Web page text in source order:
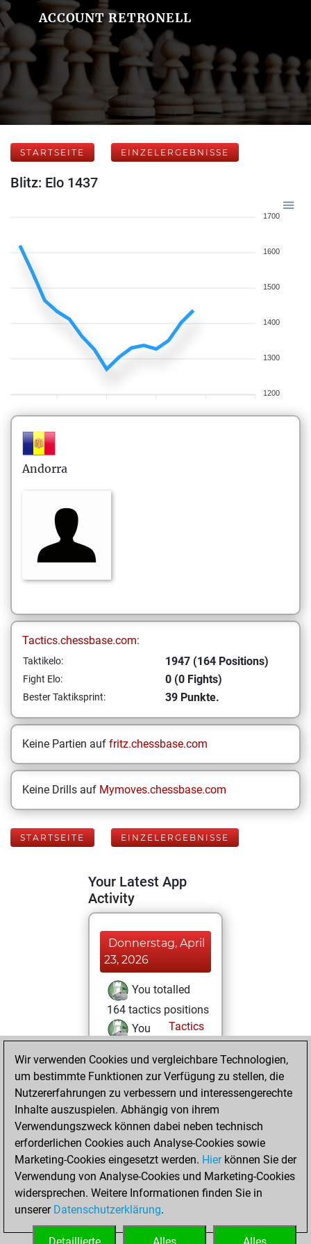
ACCOUNT RETRONELL
STARTSEITE EINZELERGEBNISSE
Blitz: Elo 1437
1700
1600
1500
1400
1300
1200
Andorra
Tactics.chessbase.com:
Taktikelo: 1947 (164 Positions)
Fight Elo: 0 (0 Fights)
Bester Taktiksprint: 39 Punkte.
Keine Partien auf fritz.chessbase.com
Keine Drills auf Mymoves.chessbase.com
STARTSEITE EINZELERGEBNISSE
Your Latest App
Activity
Donnerstag, April
23, 2026
You totalled
164 tactics positions
Tactics
You
positions
You achieved
an Elo of 1946 in
tactics positions
You had a best
sprint of 39 positions
You played 14
blitz games
Play
You scored +5
=1 -8 in blitz
Wir verwenden Cookies und vergleichbare Technologien,
um bestimmte Funktionen zur Verfügung zu stellen, die
Nutzererfahrungen zu verbessern und interessengerechte
Inhalte auszuspielen. Abhängig von ihrem
Verwendungszweck können dabei neben technisch
erforderlichen Cookies auch Analyse-Cookies sowie
Marketing-Cookies eingesetzt werden. Hierkönnen Sie der
Verwendung von Analyse-Cookies und Marketing-Cookies
widersprechen. Weitere Informationen finden Sie in
unserer Datenschutzerklärung.